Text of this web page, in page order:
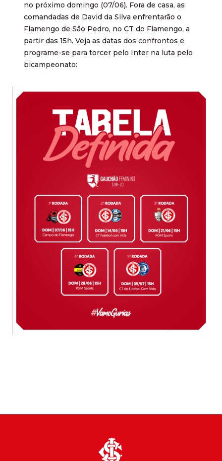
no próximo domingo (07/06). Fora de casa, as
comandadas de David da Silva enfrentarão o
Flamengo de São Pedro, no CT do Flamengo, a
partir das 15h. Veja as datas dos confrontos e
programe-se para torcer pelo Inter na luta pelo
bicampeonato: